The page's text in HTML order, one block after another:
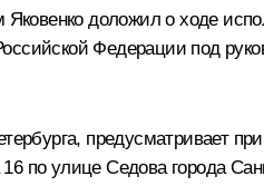
доложил о ходе
Федерации под
предусматривает
по улице Седова города